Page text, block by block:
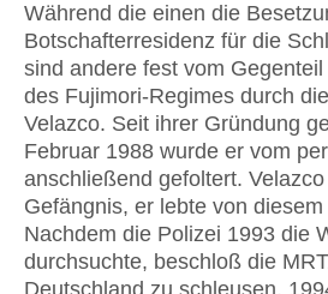
Während die einen die
Botschafterresidenz für die
sind andere fest vom
des Fujimori-Regimes durch
Velazco. Seit ihrer Gründung
Februar 1988 wurde er vom
anschließend gefoltert.
Gefängnis, er lebte von
Nachdem die Polizei 1993 die
durchsuchte, beschloß die
Deutschland zu schleusen.